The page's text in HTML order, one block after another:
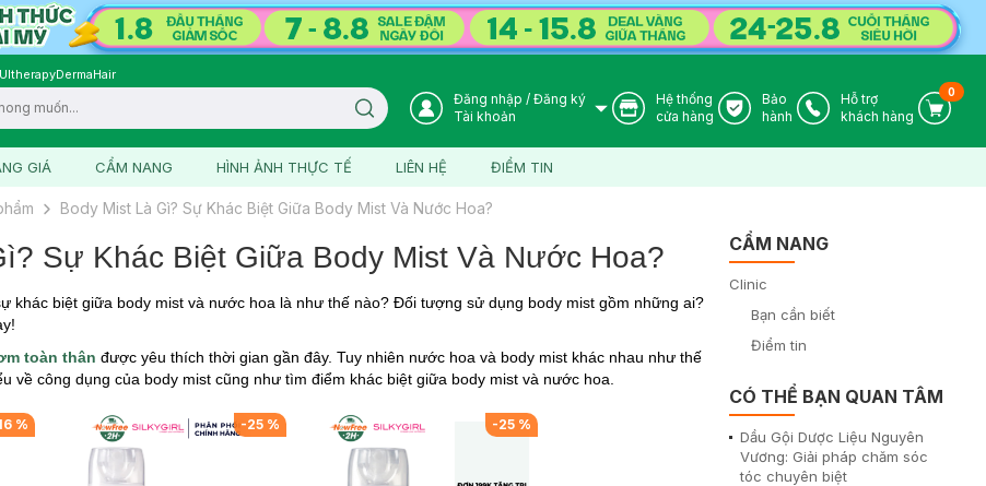
UltherapyDermaHair
Search icon User Icon
Đăng nhập / Đăng ký
Tài khoản
Store Icon
Hệ thống
cửa hàng
Warranty Icon
Bảo
hành
Phone Icon
Hỗ trợ
khách hàng
Cart
0
GIÁ CẨM NANG HÌNH ẢNH THỰC TẾ LIÊN HỆ ĐIỂM TIN
Body Mist Là Gì? Sự Khác Biệt Giữa Body Mist Và Nước Hoa?
Sự Khác Biệt Giữa Body Mist Và Nước Hoa?
khác biệt giữa body mist và nước hoa là như thế nào? Đối tượng sử dụng body mist gồm những ai?
toàn thân được yêu thích thời gian gần đây. Tuy nhiên nước hoa và body mist khác nhau như thế
về công dụng của body mist cũng như tìm điểm khác biệt giữa body mist và nước hoa.
% -25 % -25 %
CẨM NANG
Clinic
Bạn cần biết
Điểm tin
CÓ THỂ BẠN QUAN TÂM
Dầu Gội Dược Liệu Nguyên
Vương: Giải pháp chăm sóc
tóc chuyên biệt